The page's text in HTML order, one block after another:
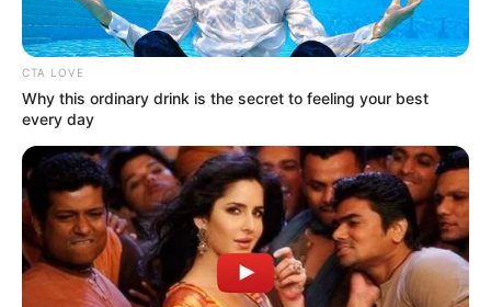
ΤΑ ΠΙΟ ΔΗΜΟΦΙΛΗ
CTA LOVE
Why this ordinary drink is the secret to feeling your best
every day